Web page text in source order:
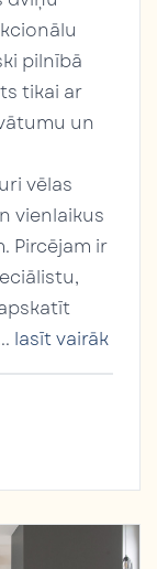
pilnībā
tikai ar
un
vēlas
vienlaikus
Pircējam ir
lasīt vairāk